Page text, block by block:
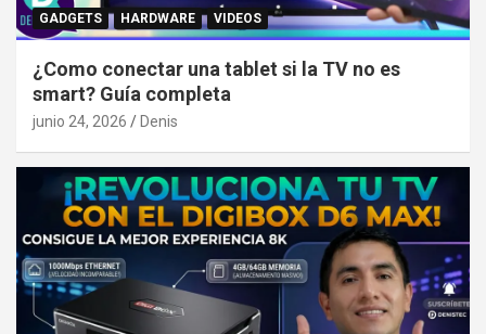
GADGETS HARDWARE VIDEOS
¿Como conectar una tablet si la TV no es
smart? Guía completa
junio 24, 2026 Denis